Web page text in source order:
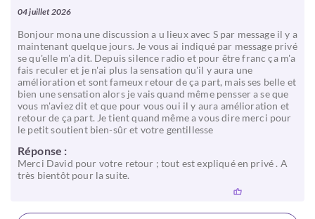
04 juillet 2026
Bonjour mona une discussion a u lieux avec S par message il y a
maintenant quelque jours. Je vous ai indiqué par message privé
se qu'elle m'a dit. Depuis silence radio et pour être franc ça m'a
fais reculer et je n'ai plus la sensation qu'il y aura une
amélioration et sont fameux retour de ça part, mais ses belle et
bien une sensation alors je vais quand même pensser a se que
vous m'aviez dit et que pour vous oui il y aura amélioration et
retour de ça part. Je tient quand même a vous dire merci pour
le petit soutient bien-sûr et votre gentillesse
Réponse :
Merci David pour votre retour ; tout est expliqué en privé . A
très bientôt pour la suite.